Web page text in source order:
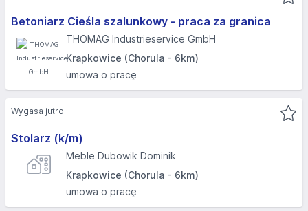
Betoniarz Cieśla szalunkowy - praca za granica
THOMAG Industrieservice GmbH
Krapkowice (Chorula - 6km)
umowa o pracę
Stolarz (k/m)
Meble Dubowik Dominik
Krapkowice (Chorula - 6km)
umowa o pracę
Wygasa jutro